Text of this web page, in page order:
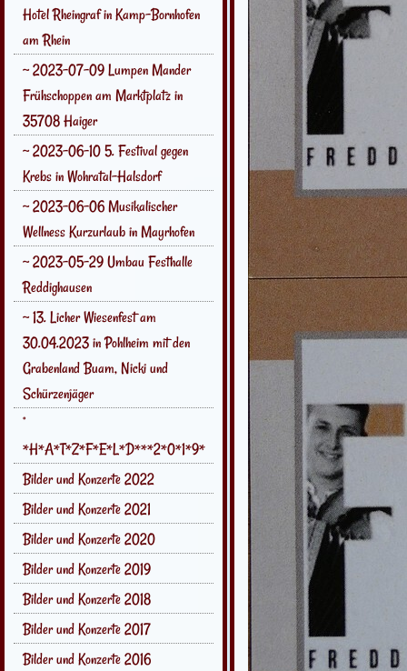
Hotel Rheingraf in Kamp-Bornhofen
am Rhein
~ 2023-07-09 Lumpen Mander
Frühschoppen am Marktplatz in
35708 Haiger
~ 2023-06-10 5. Festival gegen
Krebs in Wohratal-Halsdorf
~ 2023-06-06 Musikalischer
Wellness Kurzurlaub in Mayrhofen
~ 2023-05-29 Umbau Festhalle
Reddighausen
~ 13. Licher Wiesenfest am
30.04.2023 in Pohlheim mit den
Grabenland Buam, Nicki und
Schürzenjäger
°
*H*A*T*Z*F*E*L*D***2*0*1*9*
Bilder und Konzerte 2022
Bilder und Konzerte 2021
Bilder und Konzerte 2020
Bilder und Konzerte 2019
Bilder und Konzerte 2018
Bilder und Konzerte 2017
Bilder und Konzerte 2016